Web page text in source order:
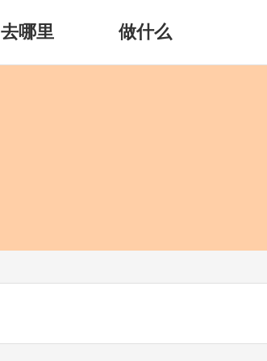
去哪里 做什么